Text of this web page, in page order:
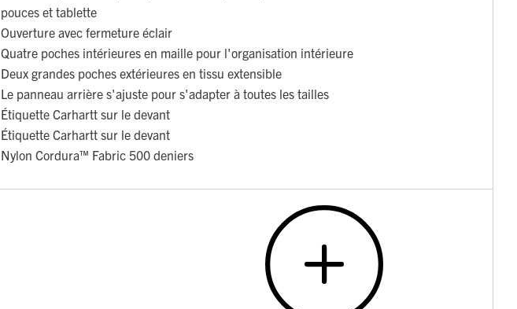
pouces et tablette
Ouverture avec fermeture éclair
Quatre poches intérieures en maille pour l'organisation intérieure
Deux grandes poches extérieures en tissu extensible
Le panneau arrière s'ajuste pour s'adapter à toutes les tailles
Étiquette Carhartt sur le devant
Étiquette Carhartt sur le devant
Nylon Cordura™ Fabric 500 deniers